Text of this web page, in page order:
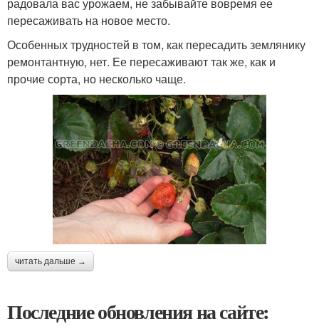
пересаживать на новое место.
Особенных трудностей в том, как пересадить землянику
ремонтантную, нет. Ее пересаживают так же, как и
прочие сорта, но несколько чаще.
читать дальше →
Последние обновления на сайте: